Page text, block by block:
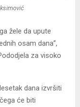
žele da upute
osam dana”,
za visoko
dana izvršiti
će biti